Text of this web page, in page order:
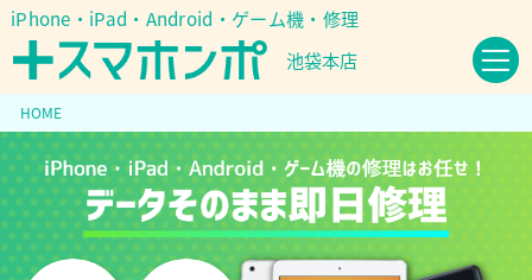
iPhone・iPad・Android・ゲーム機・修理
池袋本店
HOME